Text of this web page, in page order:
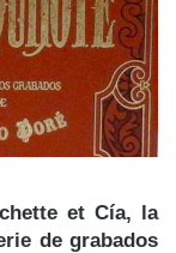
et Cía, la
de grabados